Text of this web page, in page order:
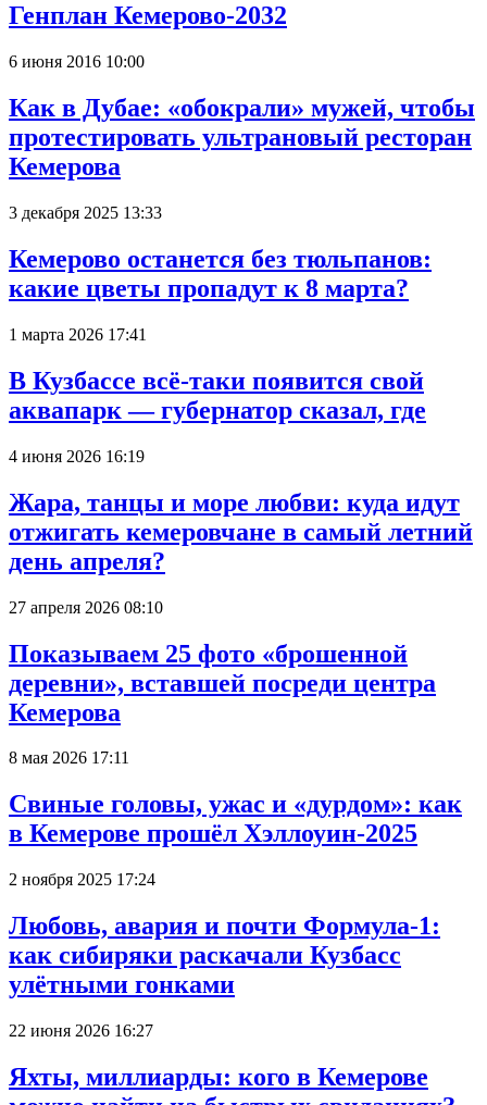
Генплан Кемерово-2032
6 июня 2016 10:00
Как в Дубае: «обокрали» мужей, чтобы
протестировать ультрановый ресторан
Кемерова
3 декабря 2025 13:33
Кемерово останется без тюльпанов:
какие цветы пропадут к 8 марта?
1 марта 2026 17:41
В Кузбассе всё-таки появится свой
аквапарк — губернатор сказал, где
4 июня 2026 16:19
Жара, танцы и море любви: куда идут
отжигать кемеровчане в самый летний
день апреля?
27 апреля 2026 08:10
Показываем 25 фото «брошенной
деревни», вставшей посреди центра
Кемерова
8 мая 2026 17:11
Свиные головы, ужас и «дурдом»: как
в Кемерове прошёл Хэллоуин-2025
2 ноября 2025 17:24
Любовь, авария и почти Формула-1:
как сибиряки раскачали Кузбасс
улётными гонками
22 июня 2026 16:27
Яхты, миллиарды: кого в Кемерове